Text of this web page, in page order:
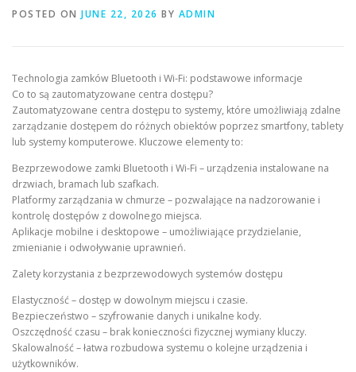
POSTED ON JUNE 22, 2026 BY ADMIN
Technologia zamków Bluetooth i Wi-Fi: podstawowe informacje
Co to są zautomatyzowane centra dostępu?
Zautomatyzowane centra dostępu to systemy, które umożliwiają zdalne
zarządzanie dostępem do różnych obiektów poprzez smartfony, tablety
lub systemy komputerowe. Kluczowe elementy to:
Bezprzewodowe zamki Bluetooth i Wi-Fi – urządzenia instalowane na
drzwiach, bramach lub szafkach.
Platformy zarządzania w chmurze – pozwalające na nadzorowanie i
kontrolę dostępów z dowolnego miejsca.
Aplikacje mobilne i desktopowe – umożliwiające przydzielanie,
zmienianie i odwoływanie uprawnień.
Zalety korzystania z bezprzewodowych systemów dostępu
Elastyczność – dostęp w dowolnym miejscu i czasie.
Bezpieczeństwo – szyfrowanie danych i unikalne kody.
Oszczędność czasu – brak konieczności fizycznej wymiany kluczy.
Skalowalność – łatwa rozbudowa systemu o kolejne urządzenia i
użytkowników.